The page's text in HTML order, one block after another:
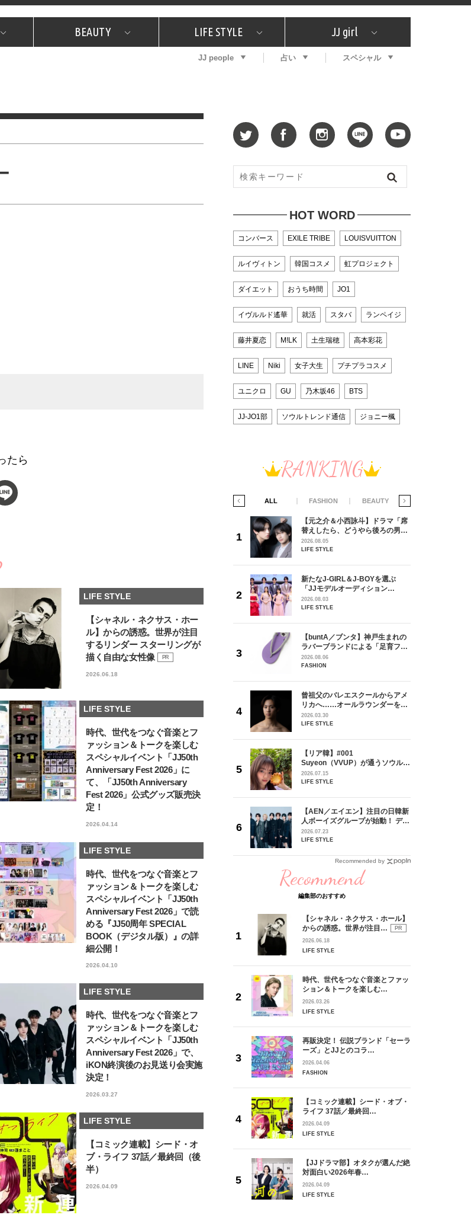
JJスタッフの"それどこの"？ プチプラ プレゼント
BEAUTY
コスメ全部試してみた What's NEW？ 特集
LIFE STYLE
JJグルメガイド エンタメ プレゼント
恋愛
JJ girl
特集 おしゃラン！
JJ people 占い スペシャル
たら
LIFE STYLE
【シャネル・ネクサス・ホー
ル】からの誘惑。世界が注目
するリンダー スターリングが
描く自由な女性像
PR
2026.06.18
LIFE STYLE
時代、世代をつなぐ音楽とフ
ァッション＆トークを楽しむ
スペシャルイベント「JJ50th
Anniversary Fest 2026」に
て、「JJ50th Anniversary
Fest 2026」公式グッズ販売決
定！
2026.04.14
LIFE STYLE
時代、世代をつなぐ音楽とフ
ァッション＆トークを楽しむ
スペシャルイベント「JJ50th
Anniversary Fest 2026」で読
める『JJ50周年 SPECIAL
BOOK（デジタル版）』の詳
細公開！
2026.04.10
LIFE STYLE
時代、世代をつなぐ音楽とフ
ァッション＆トークを楽しむ
スペシャルイベント「JJ50th
Anniversary Fest 2026」で、
iKON終演後のお見送り会実施
決定！
2026.03.27
LIFE STYLE
【コミック連載】シード・オ
ブ・ライフ 37話／最終回（後
半）
2026.04.09
HOT WORD
コンバース EXILE TRIBE LOUISVUITTON
ルイヴィトン 韓国コスメ 虹プロジェクト
ダイエット おうち時間 JO1
イヴルルド遙華 就活 スタバ ランペイジ
藤井夏恋 M!LK 土生瑞穂 高本彩花
LINE Niki 女子大生 プチプラコスメ
ユニクロ GU 乃木坂46 BTS
JJ-JO1部 ソウルトレンド通信 ジョニー楓
RANKING
ALL FASHION BEAUTY
ウマン高輪！
/ Care &
ケア体験！JJア
来場者限定チケ
い経験でたどり
上龍の手放せな
”アイテム〈ビ
ション夏の必需
ア！ でも、いち
ビューティ＆
必需品〉
トRainy。っ
オタク見習
、拝見しま
「JJモデルオーディション
2027」が募集開始！ 予選ブロッ
「新システム」に変わります
2026.08.03
曾祖父のバレエスクールからアメ
リカへ……オールラウンダーを目
指すダンサーは踊ることが好きす
2026.03.30
人ボーイズグループが始動！ デビ
ュー目前のフレッシュな面々を独
ります♪
【リア韓】#001
Suyeon（VVUP）が通うソウル・
江南の絶品ブーランジェリー
2026.07.15
LIFE STYLE
【元之介＆小西詠斗】ドラマ「席
替えしたら、どうやら後ろの男が
どうやら俺のこと好きらしい」放
送記念インタビュー♡ 「自然と詠
2026.08.05
LIFE STYLE
新たなJ-GIRL＆J-BOYを選ぶ
「JJモデルオーディション
2027」が募集開始！ 予選ブロッ
クは候補生の“魅力”を重視した
2026.08.03
LIFE STYLE
【buntA／ブンタ】神戸生まれの
ラバーブランドによる「足育フッ
トウェア」。伊勢丹新宿店でPOP-
UP開催中！
2026.08.06
FASHION
曾祖父のバレエスクールからアメ
リカへ……オールラウンダーを目
指すダンサーは踊ることが好きす
ぎる【王子様の推しドコロ】
2026.03.30
LIFE STYLE
【リア韓】#001
Suyeon（VVUP）が通うソウル・
江南の絶品ブーランジェリー
2026.07.15
LIFE STYLE
【AEN／エイエン】注目の日韓新
人ボーイズグループが始動！ デビ
ュー目前のフレッシュな面々を独
占インタビュー。7人の魅力に迫
2026.07.23
LIFE STYLE
Recommended by
Recommend
編集部のおすすめ
【シャネル・ネクサス・ホール】
からの誘惑。世界が注目…
PR
2026.06.18
LIFE STYLE
時代、世代をつなぐ音楽とファッ
ション＆トークを楽しむ…
2026.03.26
LIFE STYLE
再販決定！ 伝説ブランド「セーラ
ーズ」とJJとのコラ…
2026.04.06
FASHION
【コミック連載】シード・オブ・
ライフ 37話／最終回…
2026.04.09
LIFE STYLE
【JJドラマ部】オタクが選んだ絶
対面白い2026年春…
2026.04.09
LIFE STYLE